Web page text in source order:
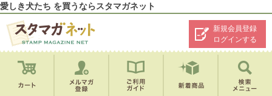
愛しき犬たち を買うならスタマガネット
新規会員登録
ログインする